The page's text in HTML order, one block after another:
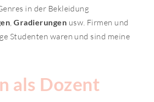
in der Bekleidung
,Gradierungen usw. Firmen und
Studenten waren und sind meine
als Dozent